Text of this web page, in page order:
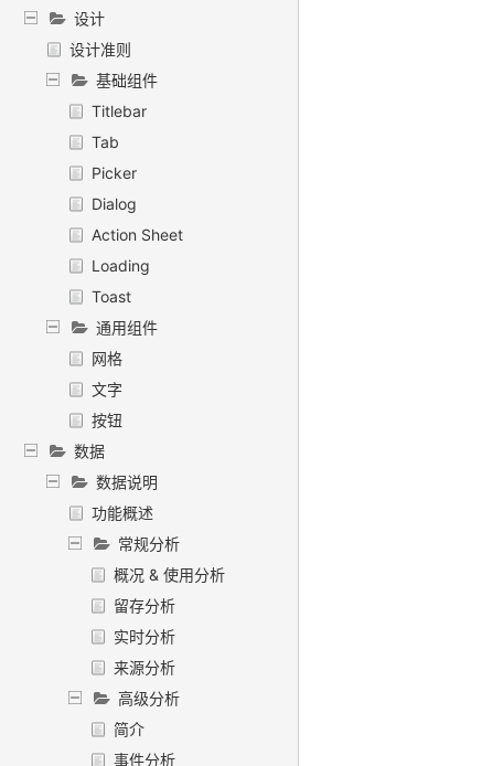
设计
设计准则
基础组件
Titlebar
Tab
Picker
Dialog
Action Sheet
Loading
Toast
通用组件
网格
文字
按钮
数据
数据说明
功能概述
常规分析
概况 & 使用分析
留存分析
实时分析
来源分析
高级分析
简介
事件分析